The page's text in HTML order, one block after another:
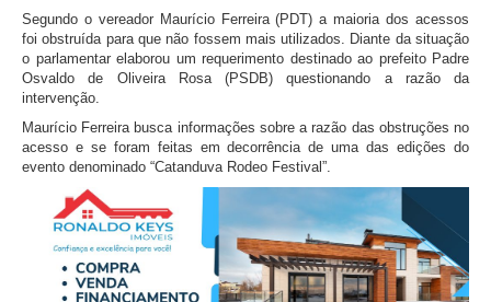
Segundo o vereador Maurício Ferreira (PDT) a maioria dos acessos
foi obstruída para que não fossem mais utilizados. Diante da situação
o parlamentar elaborou um requerimento destinado ao prefeito Padre
Osvaldo de Oliveira Rosa (PSDB) questionando a razão da
intervenção.
Maurício Ferreira busca informações sobre a razão das obstruções no
acesso e se foram feitas em decorrência de uma das edições do
evento denominado “Catanduva Rodeo Festival”.